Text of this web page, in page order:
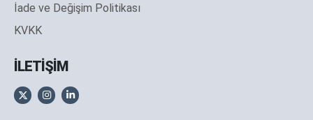
İade ve Değişim Politikası
KVKK
İLETİŞİM